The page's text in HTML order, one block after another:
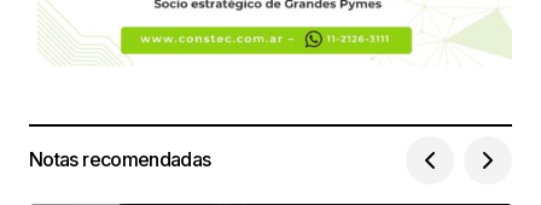
Notas recomendadas